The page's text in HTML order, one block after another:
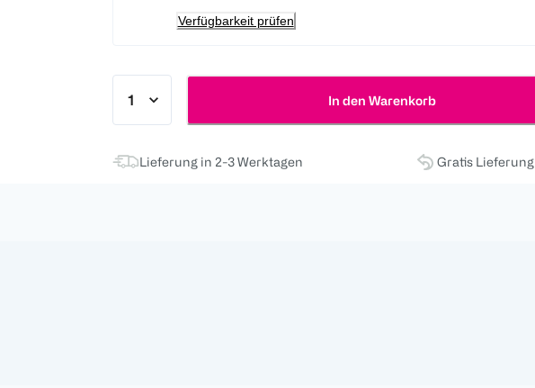
Verfügbarkeit prüfen
In den Warenkorb
Lieferung in 2-3 Werktagen Gratis